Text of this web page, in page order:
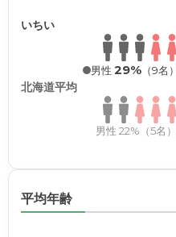
いちい
男性 29%（9名）
北海道平均
男性 22%（5名）
平均年齢